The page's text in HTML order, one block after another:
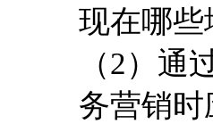
现在哪些
（2）
务营销